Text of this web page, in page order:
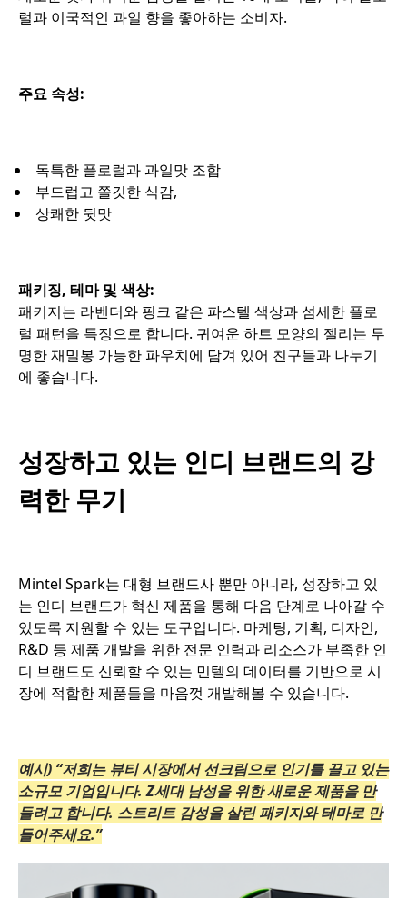
럴과 이국적인 과일 향을 좋아하는 소비자.
주요 속성:
독특한 플로럴과 과일맛 조합
부드럽고 쫄깃한 식감,
상쾌한 뒷맛
패키징, 테마 및 색상:
패키지는 라벤더와 핑크 같은 파스텔 색상과 섬세한 플로
럴 패턴을 특징으로 합니다. 귀여운 하트 모양의 젤리는 투
명한 재밀봉 가능한 파우치에 담겨 있어 친구들과 나누기
에 좋습니다.
성장하고 있는 인디 브랜드의 강
력한 무기
Mintel Spark는 대형 브랜드사 뿐만 아니라, 성장하고 있
는 인디 브랜드가 혁신 제품을 통해 다음 단계로 나아갈 수
있도록 지원할 수 있는 도구입니다. 마케팅, 기획, 디자인,
R&D 등 제품 개발을 위한 전문 인력과 리소스가 부족한 인
디 브랜드도 신뢰할 수 있는 민텔의 데이터를 기반으로 시
장에 적합한 제품들을 마음껏 개발해볼 수 있습니다.
예시) “저희는 뷰티 시장에서 선크림으로 인기를 끌고 있는
소규모 기업입니다. Z세대 남성을 위한 새로운 제품을 만
들려고 합니다. 스트리트 감성을 살린 패키지와 테마로 만
들어주세요.”